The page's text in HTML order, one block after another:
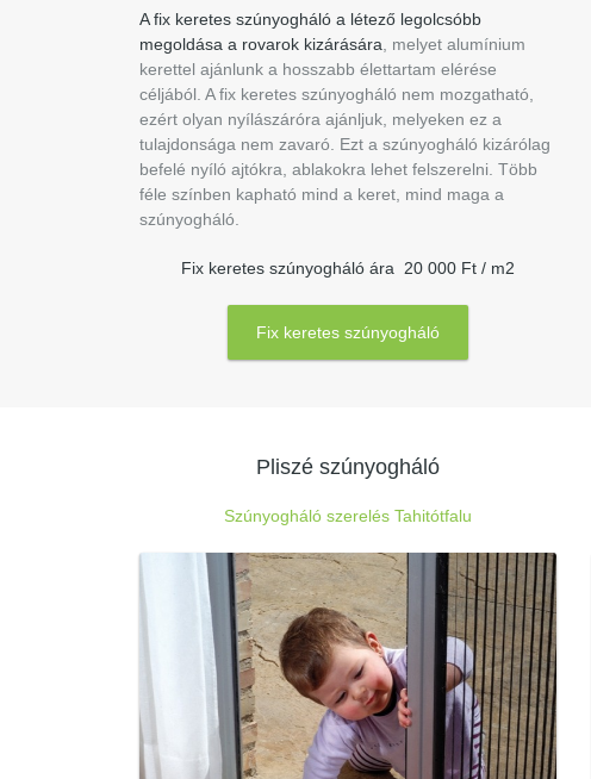
A fix keretes szúnyogháló a létező legolcsóbb
megoldása a rovarok kizárására , melyet alumínium
kerettel ajánlunk a hosszabb élettartam elérése
céljából. A fix keretes szúnyogháló nem mozgatható,
ezért olyan nyílászáróra ajánljuk, melyeken ez a
tulajdonsága nem zavaró. Ezt a szúnyogháló kizárólag
befelé nyíló ajtókra, ablakokra lehet felszerelni. Több
féle színben kapható mind a keret, mind maga a
szúnyogháló.
Fix keretes szúnyogháló ára 20 000 Ft / m2
Fix keretes szúnyogháló
Pliszé szúnyogháló
Szúnyogháló szerelés Tahitótfalu